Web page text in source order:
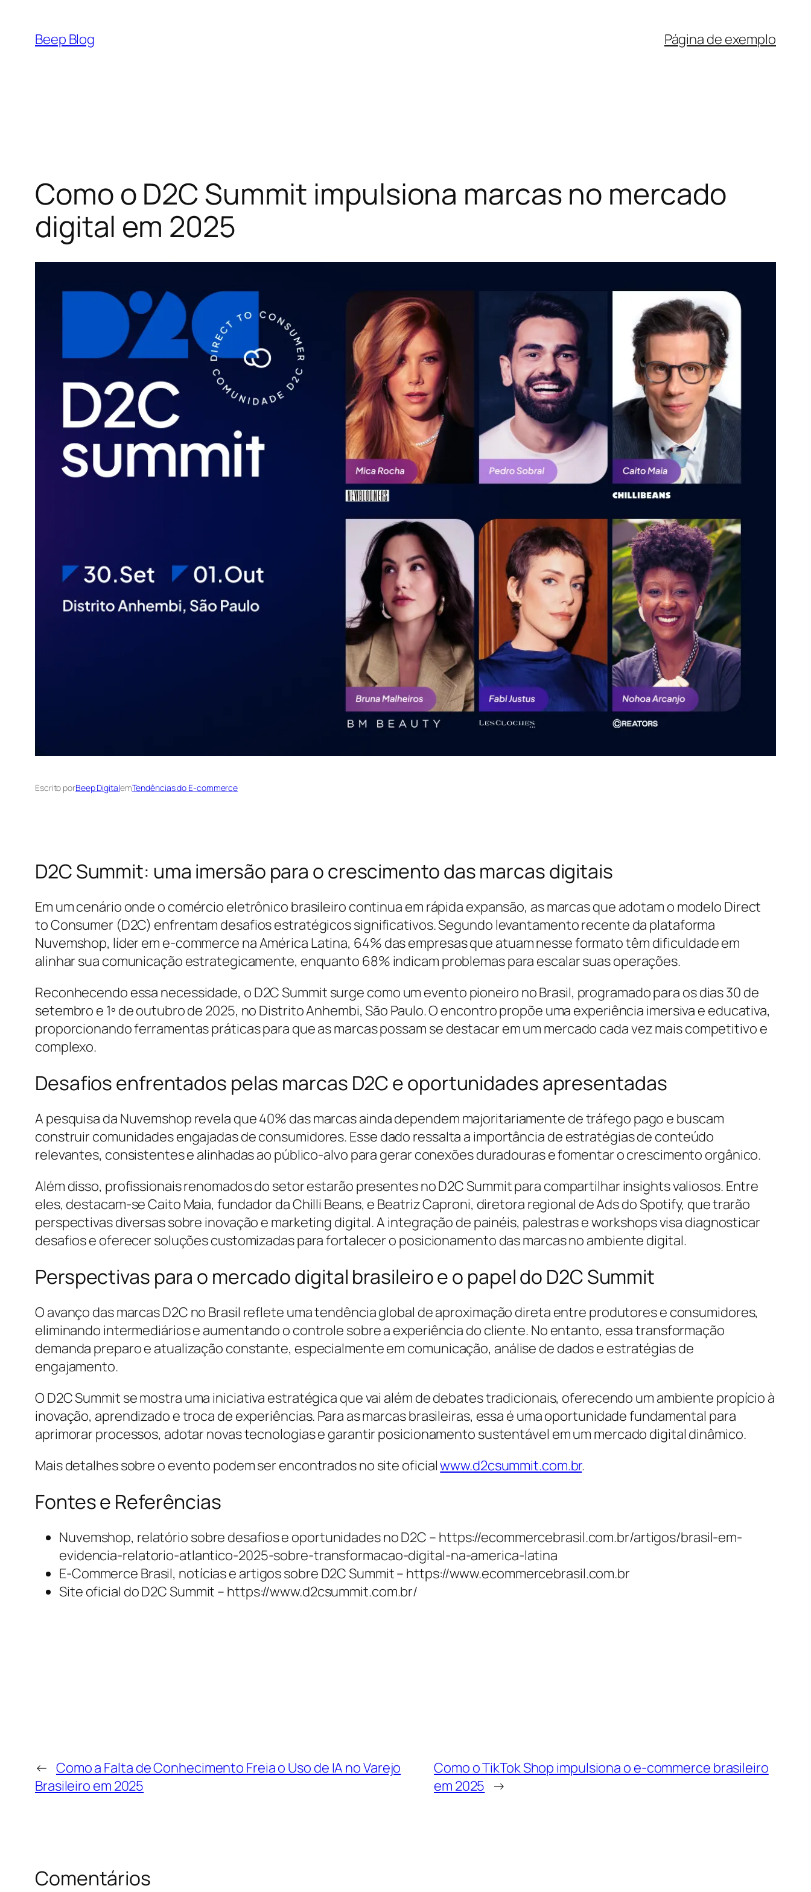
Beep Blog Página de exemplo
Como o D2C Summit impulsiona marcas no mercado
digital em 2025
Escrito porBeep DigitalemTendências do E-commerce
D2C Summit: uma imersão para o crescimento das marcas digitais
Em um cenário onde o comércio eletrônico brasileiro continua em rápida expansão, as marcas que adotam o modelo Direct
to Consumer (D2C) enfrentam desafios estratégicos significativos. Segundo levantamento recente da plataforma
Nuvemshop, líder em e-commerce na América Latina, 64% das empresas que atuam nesse formato têm dificuldade em
alinhar sua comunicação estrategicamente, enquanto 68% indicam problemas para escalar suas operações.
Reconhecendo essa necessidade, o D2C Summit surge como um evento pioneiro no Brasil, programado para os dias 30 de
setembro e 1º de outubro de 2025, no Distrito Anhembi, São Paulo. O encontro propõe uma experiência imersiva e educativa,
proporcionando ferramentas práticas para que as marcas possam se destacar em um mercado cada vez mais competitivo e
complexo.
Desafios enfrentados pelas marcas D2C e oportunidades apresentadas
A pesquisa da Nuvemshop revela que 40% das marcas ainda dependem majoritariamente de tráfego pago e buscam
construir comunidades engajadas de consumidores. Esse dado ressalta a importância de estratégias de conteúdo
relevantes, consistentes e alinhadas ao público-alvo para gerar conexões duradouras e fomentar o crescimento orgânico.
Além disso, profissionais renomados do setor estarão presentes no D2C Summit para compartilhar insights valiosos. Entre
eles, destacam-se Caito Maia, fundador da Chilli Beans, e Beatriz Caproni, diretora regional de Ads do Spotify, que trarão
perspectivas diversas sobre inovação e marketing digital. A integração de painéis, palestras e workshops visa diagnosticar
desafios e oferecer soluções customizadas para fortalecer o posicionamento das marcas no ambiente digital.
Perspectivas para o mercado digital brasileiro e o papel do D2C Summit
O avanço das marcas D2C no Brasil reflete uma tendência global de aproximação direta entre produtores e consumidores,
eliminando intermediários e aumentando o controle sobre a experiência do cliente. No entanto, essa transformação
demanda preparo e atualização constante, especialmente em comunicação, análise de dados e estratégias de
engajamento.
O D2C Summit se mostra uma iniciativa estratégica que vai além de debates tradicionais, oferecendo um ambiente propício à
inovação, aprendizado e troca de experiências. Para as marcas brasileiras, essa é uma oportunidade fundamental para
aprimorar processos, adotar novas tecnologias e garantir posicionamento sustentável em um mercado digital dinâmico.
Mais detalhes sobre o evento podem ser encontrados no site oficialwww.d2csummit.com.br.
Fontes e Referências
Nuvemshop, relatório sobre desafios e oportunidades no D2C – https://ecommercebrasil.com.br/artigos/brasil-em-
evidencia-relatorio-atlantico-2025-sobre-transformacao-digital-na-america-latina
E-Commerce Brasil, notícias e artigos sobre D2C Summit – https://www.ecommercebrasil.com.br
Site oficial do D2C Summit – https://www.d2csummit.com.br/
← Como a Falta de Conhecimento Freia o Uso de IA no Varejo
Brasileiro em 2025
Como o TikTok Shop impulsiona o e-commerce brasileiro
em 2025 →
Comentários